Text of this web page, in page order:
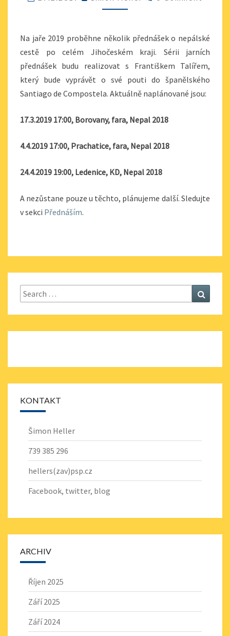
Á
K
O
N
E
P
N
J
Ř
0
O
N
T
S
Na jaře 2019 proběhne několik přednášek o nepálské
cestě po celém Jihočeském kraji. Sérii jarních
přednášek budu realizovat s Františkem Talířem,
který bude vyprávět o své pouti do španělského
Santiago de Compostela. Aktuálně naplánované jsou:
17.3.2019 17:00, Borovany, fara, Nepal 2018
4.4.2019 17:00, Prachatice, fara, Nepal 2018
24.4.2019 19:00, Ledenice, KD, Nepal 2018
A nezůstane pouze u těchto, plánujeme další. Sledujte
v sekci Přednáším.
Search
for:
KONTAKT
Šimon Heller
739 385 296
hellers(zav)psp.cz
Facebook, twitter, blog
ARCHIV
Říjen 2025
Září 2025
Září 2024